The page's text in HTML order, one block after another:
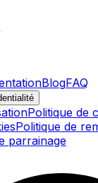
BlogFAQ
Politique de
Politique de
parrainage